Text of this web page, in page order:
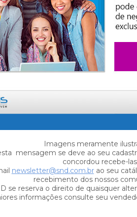
Imagens meramente
mensagem se deve ao seu
concordou recebe-
newsletter@snd.com.brao seu
recebimento dos nossos
se reserva o direito de quaisquer
informações consulte seu